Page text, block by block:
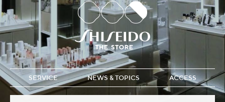
SERVICE NEWS & TOPICS ACCESS